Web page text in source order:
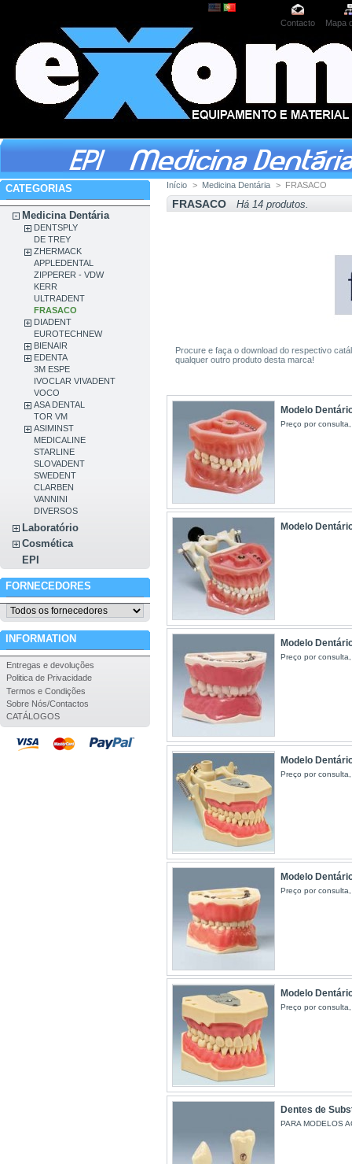
Contacto Mapa
CATEGORIAS
Medicina Dentária
DENTSPLY
DE TREY
ZHERMACK
APPLEDENTAL
ZIPPERER - VDW
KERR
ULTRADENT
FRASACO
DIADENT
EUROTECHNEW
BIENAIR
EDENTA
3M ESPE
IVOCLAR VIVADENT
VOCO
ASA DENTAL
TOR VM
ASIMINST
MEDICALINE
STARLINE
SLOVADENT
SWEDENT
CLARBEN
VANNINI
DIVERSOS
Laboratório
Cosmética
EPI
FORNECEDORES
INFORMATION
Entregas e devoluções
Politica de Privacidade
Termos e Condições
Sobre Nós/Contactos
CATÁLOGOS
Início > Medicina Dentária > FRASACO
FRASACO Há 14 produtos.
Procure e faça o download do respectivo
qualquer outro produto desta marca!
Modelo
Preço por
Modelo
Modelo
Preço por
Modelo
Preço por
Modelo
Preço por
Modelo
Preço por
Dentes de
PARA MODELOS